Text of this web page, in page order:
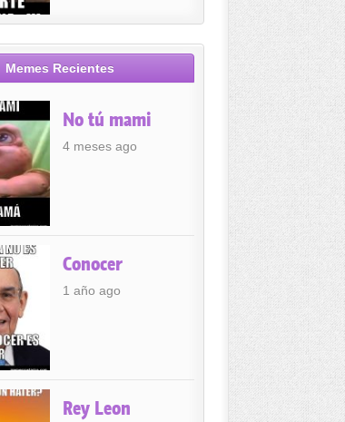
Memes Recientes
No tú mami
4 meses ago
Conocer
1 año ago
Rey Leon